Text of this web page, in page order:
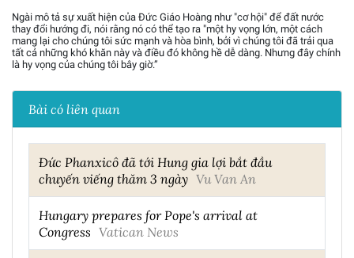
Ngài mô tả sự xuất hiện của Đức Giáo Hoàng như "cơ hội" để đất nước
thay đổi hướng đi, nói rằng nó có thể tạo ra "một hy vọng lớn, một cách
mang lại cho chúng tôi sức mạnh và hòa bình, bởi vì chúng tôi đã trải qua
tất cả những khó khăn này và điều đó không hề dễ dàng. Nhưng đây chính
là hy vọng của chúng tôi bây giờ.”
Bài có liên quan
Đức Phanxicô đã tới Hung gia lợi bắt đầu
chuyến viếng thăm 3 ngày Vu Van An
Hungary prepares for Pope's arrival at
Congress Vatican News